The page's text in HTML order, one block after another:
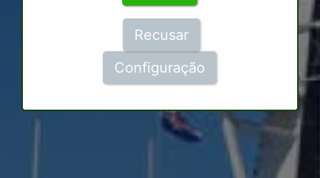
Recusar
Configuração